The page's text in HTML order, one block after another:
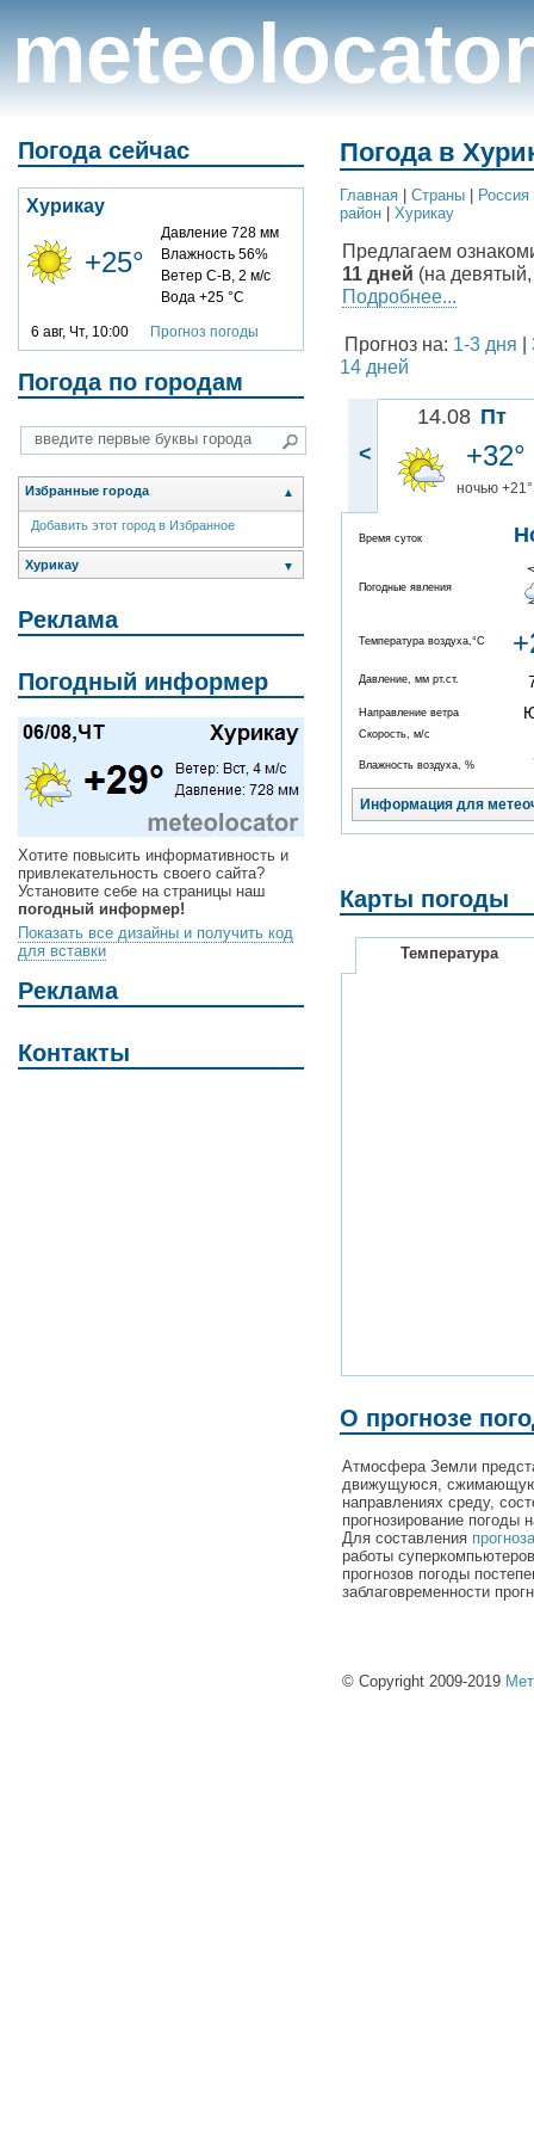
meteolocator
Погода сейчас
Хурикау
+25°
Давление 728 мм
Влажность 56%
Ветер С-В, 2 м/с
Вода +25 °C
6 авг, Чт, 10:00 Прогноз погоды
Погода по городам
Избранные города ▲
Добавить этот город в Избранное
Хурикау ▼
Реклама
Погодный информер
Хотите повысить информативность и
привлекательность своего сайта?
Установите себе на страницы наш
погодный информер!
Показать все дизайны и получить код
для вставки
Реклама
Контакты
Погода в
Главная Cтраны Россия
район
Хурикау
Предлагаем
11 дней (на
Подробнее...
Прогноз на: 1-3 дня
14 дней
<
14.08 Пт
+32°
ночью +21°
Время суток
Погодные явления
Температура воздуха,°C
Давление, мм рт.ст.
Направление ветра
Скорость, м/с
Влажность воздуха, %
Информация для
Карты погоды
Температура
О прогнозе
Атмосфера Земли
движущуюся,
направлениях среду,
прогнозирование погоды
Для составления
работы
прогнозов погоды
заблаговременности
© Copyright 2009-2019